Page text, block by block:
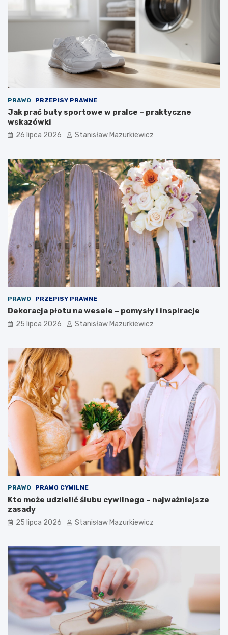
PRAWO PRZEPISY PRAWNE
Jak prać buty sportowe w pralce – praktyczne
wskazówki
26 lipca 2026 Stanisław Mazurkiewicz
PRAWO PRZEPISY PRAWNE
Dekoracja płotu na wesele – pomysły i inspiracje
25 lipca 2026 Stanisław Mazurkiewicz
PRAWO PRAWO CYWILNE
Kto może udzielić ślubu cywilnego – najważniejsze
zasady
25 lipca 2026 Stanisław Mazurkiewicz